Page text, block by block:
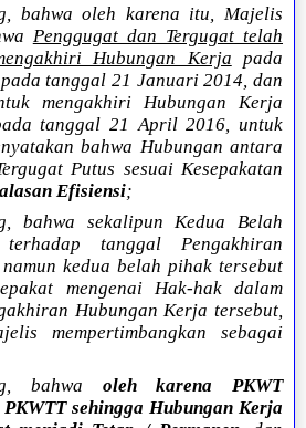
bahwa oleh karena itu, Majelis
Penggugat dan Tergugat telah
Hubungan Kerja pada
tanggal 21 Januari 2014, dan
mengakhiri Hubungan Kerja
tanggal 21 April 2016, untuk
bahwa Hubungan antara
Putus sesuai Kesepakatan
Efisiensi;
bahwa sekalipun Kedua Belah
tanggal Pengakhiran
kedua belah pihak tersebut
mengenai Hak-hak dalam
Hubungan Kerja tersebut,
mempertimbangkan sebagai
bahwa oleh karena PKWT
sehingga Hubungan Kerja